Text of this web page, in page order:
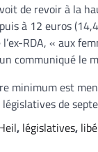
de revoir à la
à 12 euros
l’ex-RDA, « aux
communiqué le
minimum est
de
, législatives,